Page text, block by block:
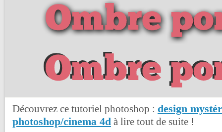
Découvrez ce tutoriel photoshop : design
photoshop/cinema 4d à lire tout de suite !